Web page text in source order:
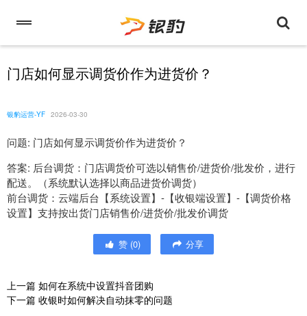
门店如何显示调货价作为进货价？
银豹运营-YF 2026-03-30
问题: 门店如何显示调货价作为进货价？
答案: 后台调货：门店调货价可选以销售价/进货价/批发价，进行
配送。（系统默认选择以商品进货价调货）
前台调货：云端后台【系统设置】-【收银端设置】-【调货价格
设置】支持按出货门店销售价/进货价/批发价调货
赞 (0) 分享
上一篇 如何在系统中设置抖音团购
下一篇 收银时如何解决自动抹零的问题